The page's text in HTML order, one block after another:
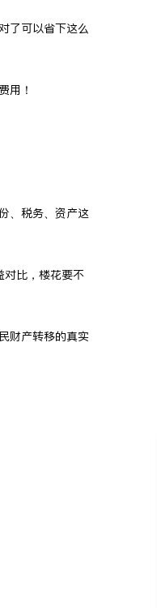
了可以省下这么
用！
、税务、资产这
比，楼花要不
财产转移的真实